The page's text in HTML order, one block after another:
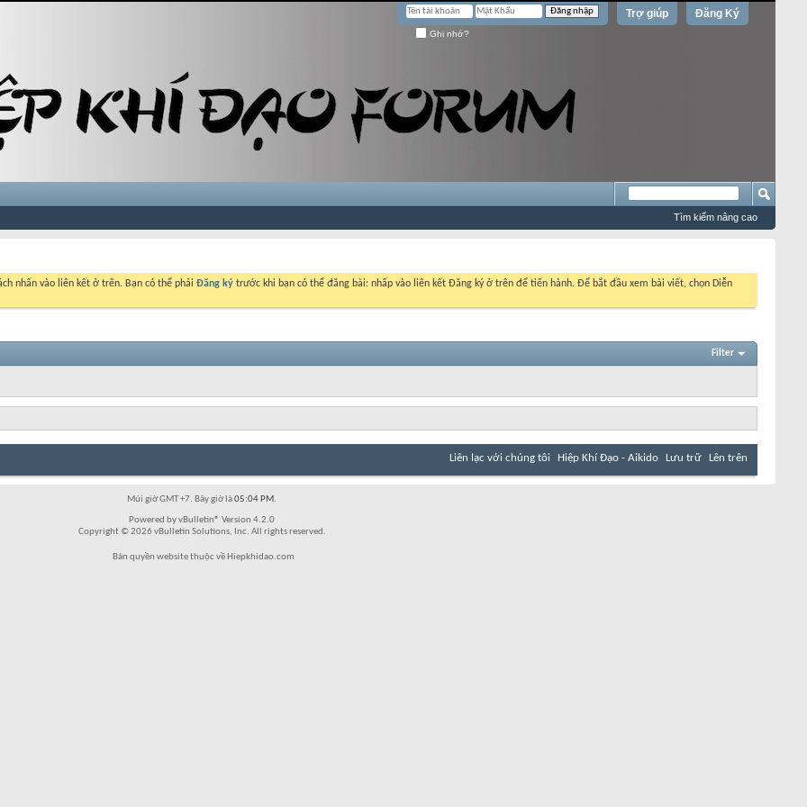
Đăng Ký
Trợ giúp
Ghi nhớ?
Tìm kiếm nâng cao
nhấn vào liên kết ở trên. Bạn có thể phải Đăng ký trước khi bạn có thể đăng bài: nhấp vào liên kết Đăng ký ở trên để tiến hành. Để bắt đầu xem bài viết, chọn Diễn
Filter
Liên lạc với chúng tôi Hiệp Khí Đạo - Aikido Lưu trữ Lên trên
Múi giờ GMT +7. Bây giờ là05:04 PM.
Powered by vBulletin® Version 4.2.0
Copyright © 2026 vBulletin Solutions, Inc. All rights reserved.
Bản quyền website thuộc về Hiepkhidao.com